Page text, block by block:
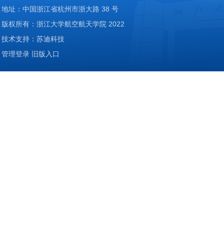
地址：中国浙江省杭州市浙大路 38 号
版权所有：浙江大学航空航天学院 2022
技术支持：苏迪科技
管理登录 旧版入口